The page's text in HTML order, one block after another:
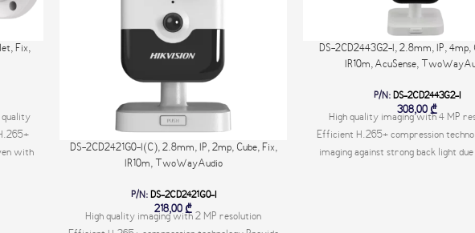
Fix,
quality
with
DS-2CD2421G0-I(C), 2.8mm, IP, 2mp, Cube, Fix,
IR10m, TwoWayAudio
P/N: DS-2CD2421G0-I
218,00 ₾
High quality imaging with 2 MP resolution
DS-2CD2443G2-I, 2.8mm, IP, 4mp,
IR10m, AcuSense,
P/N: DS-2CD2443G2-I
308,00 ₾
High quality imaging with 4 MP
Efficient H.265+ compression
imaging against strong back light due